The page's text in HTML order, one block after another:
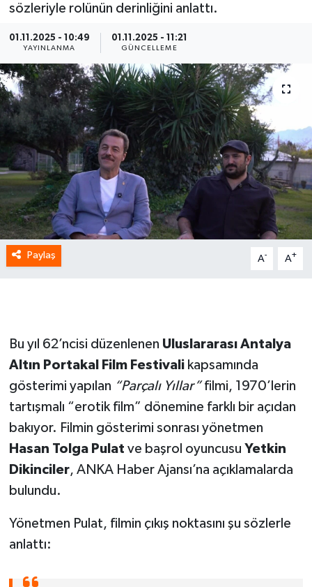
sözleriyle rolünün derinliğini anlattı.
01.11.2025 - 10:49
YAYINLANMA
01.11.2025 - 11:21
GÜNCELLEME
Paylaş A- A+
Bu yıl 62’ncisi düzenlenen Uluslararası Antalya
Altın Portakal Film Festivalikapsamında
gösterimi yapılan “Parçalı Yıllar”filmi, 1970’lerin
tartışmalı “erotik film” dönemine farklı bir açıdan
bakıyor. Filmin gösterimi sonrası yönetmen
Hasan Tolga Pulat ve başrol oyuncusu Yetkin
Dikinciler, ANKA Haber Ajansı’na açıklamalarda
bulundu.
Yönetmen Pulat, filmin çıkış noktasını şu sözlerle
anlattı: